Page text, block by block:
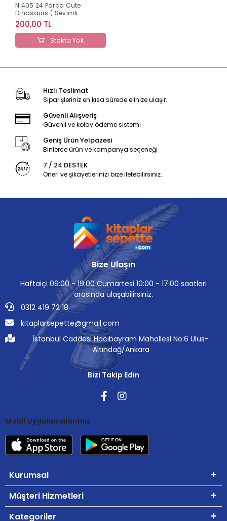
Nl405 24 Parça Cute
Dinasaurs ( Sevimli
Dinazorlar ) Neverland
200,00 TL
Stokta Yok
Hızlı Teslimat
Siparişleriniz en kısa sürede elinize ulaşır.
Güvenli Alışveriş
Güvenli ve kolay ödeme sistemi
Geniş Ürün Yelpazesi
Binlerce ürün ve kampanya seçeneği
7 / 24 DESTEK
Öneri ve şikayetlerinizi bize iletebilirsiniz.
Bize Ulaşın
Haftaiçi 09:00 - 19:00 Cumartesi 10:00 - 17:00 saatleri
arasında ulaşabilirsiniz.
0312 419 72 18
kitaplarsepette@gmail.com
İstanbul Caddesi Hacıbayram Mahallesi No:6 Ulus-
Altındağ/Ankara
Bizi Takip Edin
Mobil Uygulamalarımız
Kurumsal
Müşteri Hizmetleri
Kategoriler